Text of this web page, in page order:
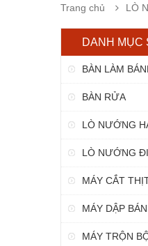
Trang chủ LÒ
DANH MỤC
BÀN LÀM
BÀN RỬA
LÒ NƯỚNG
LÒ NƯỚNG
MÁY CẮT
MÁY DẬP
MÁY TRỘN